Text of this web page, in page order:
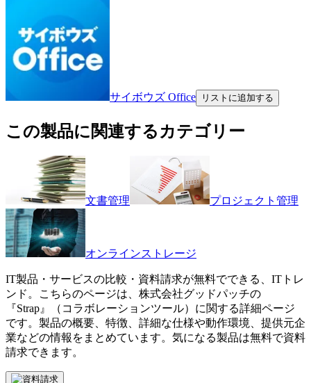
サイボウズ Office リストに追加する
この製品に関連するカテゴリー
文書管理 プロジェクト管理
オンラインストレージ
IT製品・サービスの比較・資料請求が無料でできる、ITトレ
ンド。こちらのページは、 株式会社グッドパッチの
『 Strap』（ コラボレーションツール）に関する詳細ページ
です。製品の概要、特徴、詳細な仕様や動作環境、提供元企
業などの情報をまとめています。気になる製品は無料で資料
請求できます。